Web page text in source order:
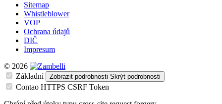
Sitemap
Whistleblower
VOP
Ochrana údajů
DIČ
Impresum
© 2026
Základní
Zobrazit podrobnosti Skrýt podrobnosti
Contao HTTPS CSRF Token